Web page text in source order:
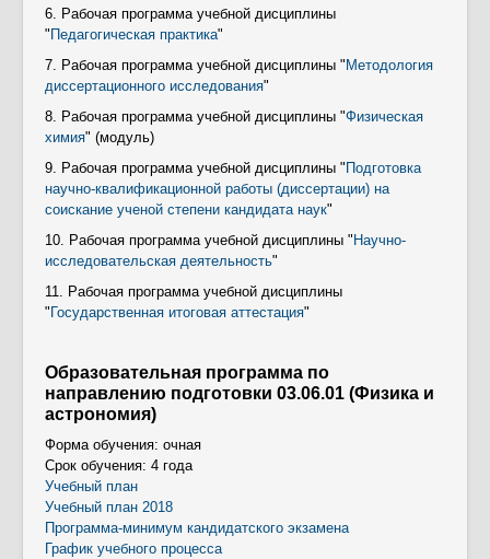
6. Рабочая программа учебной дисциплины
" Педагогическая практика"
7. Рабочая программа учебной дисциплины " Методология
диссертационного исследования"
8. Рабочая программа учебной дисциплины "Физическая
химия" (модуль)
9. Рабочая программа учебной дисциплины " Подготовка
научно-квалификационной работы (диссертации) на
соискание ученой степени кандидата наук"
10. Рабочая программа учебной дисциплины " Научно-
исследовательская деятельность"
11. Рабочая программа учебной дисциплины
" Государственная итоговая аттестация"
Образовательная программа по
направлению подготовки 03.06.01 (Физика и
астрономия)
Форма обучения: очная
Срок обучения: 4 года
Учебный план
Учебный план 2018
Программа-минимум кандидатского экзамена
График учебного процесса